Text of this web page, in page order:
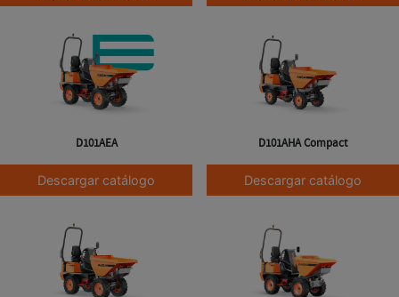
D101AEA
Descargar catálogo
D101AHA Compact
Descargar catálogo